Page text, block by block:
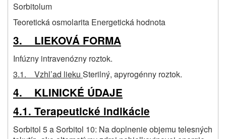
Sorbitolum
Teoretická osmolarita Energetická hodnota
3. LIEKOVÁ FORMA
Infúzny intravenózny roztok.
3.1. Vzhl’ad lieku Sterilný, apyrogénny roztok.
4. KLINICKÉ ÚDAJE
4.1. Terapeutické indikácie
Sorbitol 5 a Sorbitol 10: Na doplnenie objemu telesných